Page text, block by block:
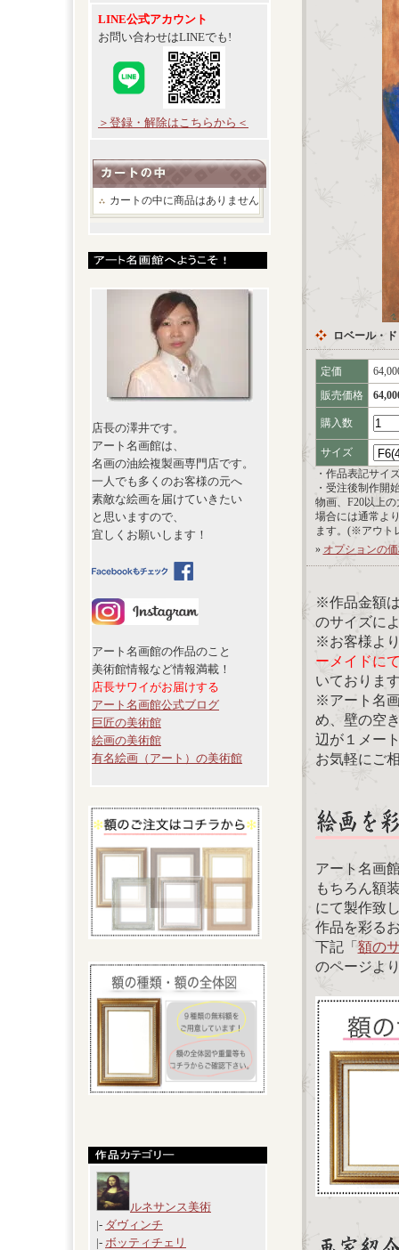
LINE公式アカウント
お問い合わせはLINEでも!
＞登録・解除はこちらから＜
カートの中に商品はありません
店長の澤井です。
アート名画館は、
名画の油絵複製画専門店です。
一人でも多くのお客様の元へ
素敵な絵画を届けていきたい
と思いますので、
宜しくお願いします！
アート名画館の作品のこと
美術館情報など情報満載！
店長サワイがお届けする
アート名画館公式ブログ
巨匠の美術館
絵画の美術館
有名絵画（アート）の美術館
ルネサンス美術
|- ダヴィンチ
|- ボッティチェリ
ロベール・
定価
販売価格
購入数
サイズ
・作品表記サイ
・受注後制作開
物画、F20以上
場合には通常よ
ます。(※アウト
» オプションの
※作品金額
のサイズに
※お客様よ
ーメイドに
いておりま
※アート名
め、壁の空
辺が１メー
お気軽にご
アート名画
もちろん額
にて製作致
作品を彩る
下記「額の
のページよ